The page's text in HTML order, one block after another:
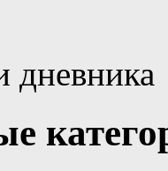
дневника